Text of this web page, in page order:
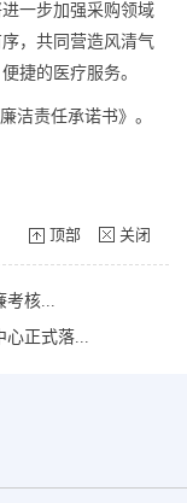
一步加强采购领域
，共同营造风清气
捷的医疗服务。
洁责任承诺书》。
顶部 关闭
考核...
心正式落...